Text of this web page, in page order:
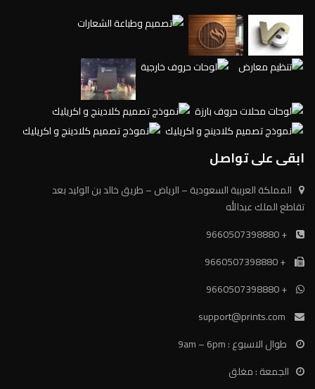
ابقى على تواصل
المملكة العربية السعودية – الرياض – طريق خالد بن الوليد بعد
تقاطع الملك عبدالله
+ 9660507398880
+ 9660507398880
+ 9660507398880
طوال الاسبوع : 9am – 6pm
الجمعة : مغلق